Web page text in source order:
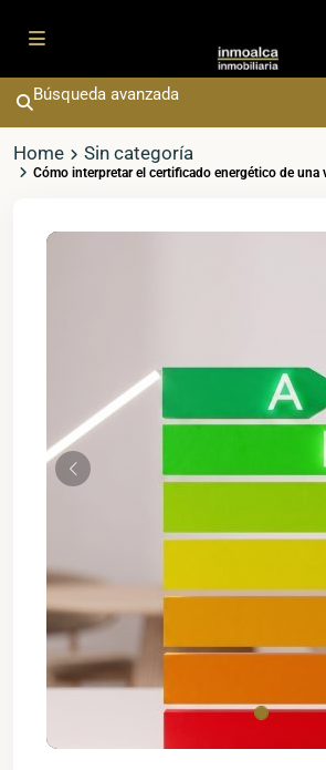
Búsqueda avanzada
Home Sin categoría
Cómo interpretar el certificado energético de una
Previous